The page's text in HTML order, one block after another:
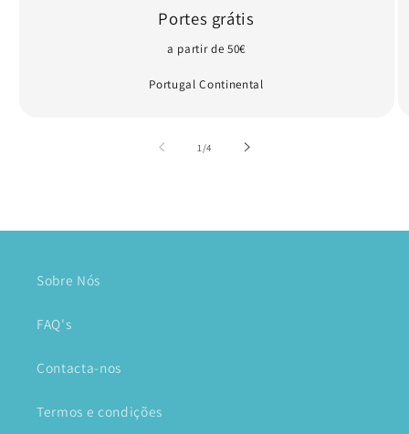
Portes grátis
a partir de 50€
Portugal Continental
1 /de
4
Sobre Nós
FAQ's
Contacta-nos
Termos e condições